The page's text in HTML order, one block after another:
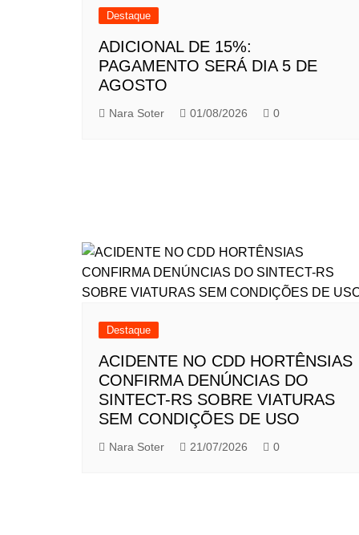
Destaque
ADICIONAL DE 15%:
PAGAMENTO SERÁ DIA 5 DE
AGOSTO
Nara Soter 01/08/2026 0
Destaque
ACIDENTE NO CDD HORTÊNSIAS
CONFIRMA DENÚNCIAS DO
SINTECT-RS SOBRE VIATURAS
SEM CONDIÇÕES DE USO
Nara Soter 21/07/2026 0